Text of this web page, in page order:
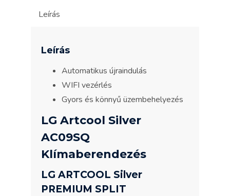
Leírás
Leírás
Automatikus újraindulás
WIFI vezérlés
Gyors és könnyű üzembehelyezés
LG Artcool Silver
AC09SQ
Klímaberendezés
LG ARTCOOL Silver
PREMIUM SPLIT